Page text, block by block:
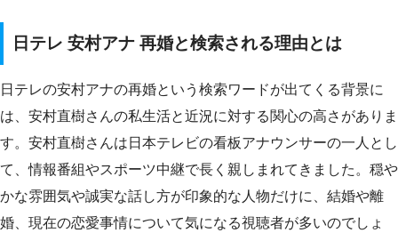
日テレ 安村アナ 再婚と検索される理由とは
日テレの安村アナの再婚という検索ワードが出てくる背景に
は、安村直樹さんの私生活と近況に対する関心の高さがありま
す。安村直樹さんは日本テレビの看板アナウンサーの一人とし
て、情報番組やスポーツ中継で長く親しまれてきました。穏や
かな雰囲気や誠実な話し方が印象的な人物だけに、結婚や離
婚、現在の恋愛事情について気になる視聴者が多いのでしょ